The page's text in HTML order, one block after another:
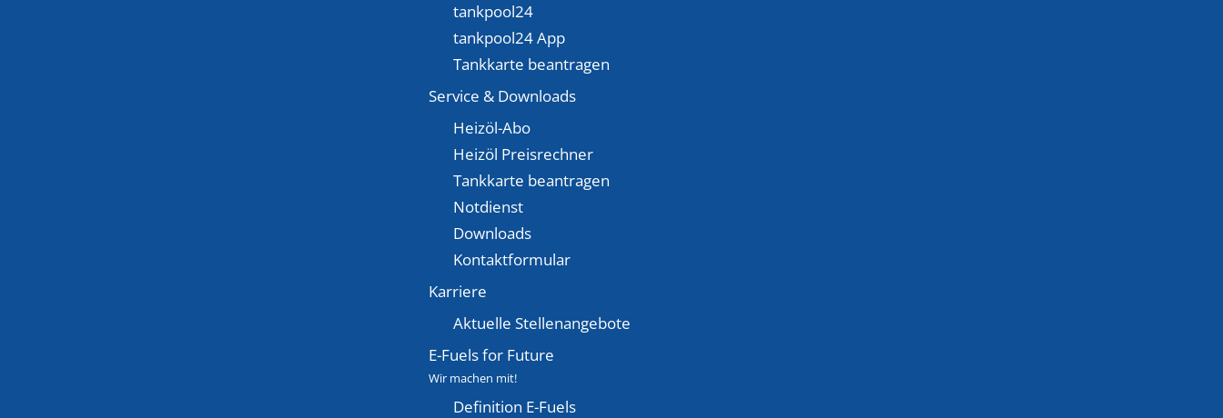
tankpool24
tankpool24 App
Tankkarte beantragen
Service & Downloads
Heizöl-Abo
Heizöl Preisrechner
Tankkarte beantragen
Notdienst
Downloads
Kontaktformular
Karriere
Aktuelle Stellenangebote
E-Fuels for Future
Wir machen mit!
Definition E-Fuels